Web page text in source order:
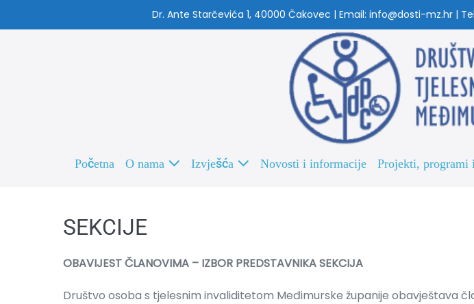
Dr. Ante Starčevića 1, 40000 Čakovec | Email: info@dosti-mz.hr |
Početna O nama Izvješća Novosti i informacije Projekti, programi
SEKCIJE
OBAVIJEST ČLANOVIMA – IZBOR PREDSTAVNIKA SEKCIJA
Društvo osoba s tjelesnim invaliditetom Međimurske županije obavještava